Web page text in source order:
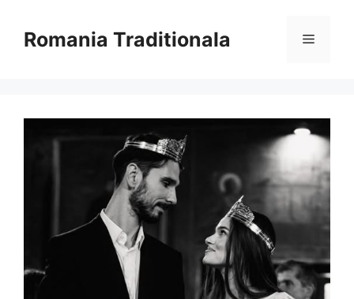
conținutRomania Traditionala Meniu